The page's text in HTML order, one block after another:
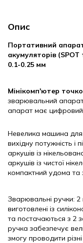
Опис
Портативний
акумуляторів
0.1-0.25 мм
Мінікомп'ютер
зварювальний апарат
апарат має цифровий
Невелика машина
вихідну потужність
аркушів із
аркушів із чистої
компактний удома та
Зварювальні ручки: 2
виготовлені із
та постачаються з 2
ручка забезпечує
змогу проводити різні